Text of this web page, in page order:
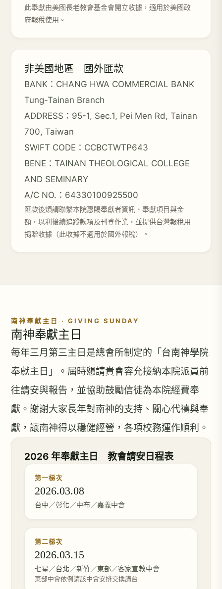
此奉獻由美國長老教會基金會開立收據，適用於美國政
府報稅使用。
非美國地區 國外匯款
BANK：CHANG HWA COMMERCIAL BANK
Tung-Tainan Branch
ADDRESS：95-1, Sec.1, Pei Men Rd, Tainan
700, Taiwan
SWIFT CODE：CCBCTWTP643
BENE：TAINAN THEOLOGICAL COLLEGE
AND SEMINARY
A/C NO.：64330100925500
匯款後煩請聯繫本院惠賜奉獻者資訊、奉獻項目與金
額，以利後續追蹤款項及刊登作業，並提供台灣報稅用
捐贈收據（此收據不適用於國外報稅）。
南神奉獻主日 · GIVING SUNDAY
南神奉獻主日
每年三月第三主日是總會所制定的「台南神學院
奉獻主日」。屆時懇請貴會容允接納本院派員前
往請安與報告，並協助鼓勵信徒為本院經費奉
獻。謝謝大家長年對南神的支持、關心代禱與奉
獻，讓南神得以穩健經營，各項校務運作順利。
2026 年奉獻主日 教會請安日程表
第一梯次
2026.03.08
台中／彰化／中布／嘉義中會
第二梯次
2026.03.15
七星／台北／新竹／東部／客家宣教中會
東部中會依例請該中會安排交換講台